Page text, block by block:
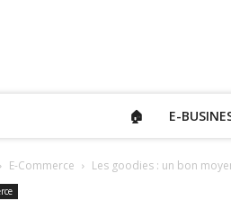
🏠 E-
E-Commerce Les goodies : un bon